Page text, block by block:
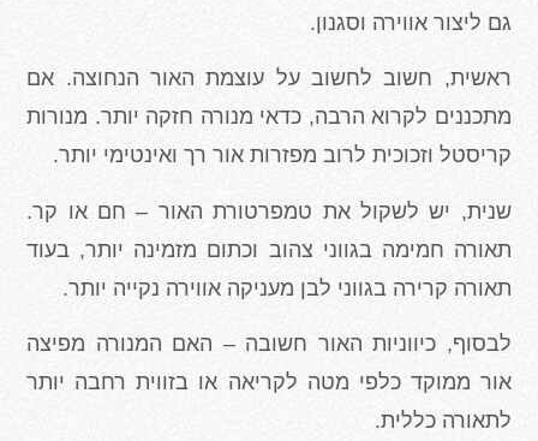
גם ליצור אווירה וסגנון.
ראשית, חשוב לחשוב על עוצמת האור הנחוצה. אם
מתכננים לקרוא הרבה, כדאי מנורה חזקה יותר. מנורות
קריסטל וזכוכית לרוב מפזרות אור רך ואינטימי יותר.
שנית, יש לשקול את טמפרטורת האור – חם או קר.
תאורה חמימה בגווני צהוב וכתום מזמינה יותר, בעוד
תאורה קרירה בגווני לבן מעניקה אווירה נקייה יותר.
לבסוף, כיווניות האור חשובה – האם המנורה מפיצה
אור ממוקד כלפי מטה לקריאה או בזווית רחבה יותר
לתאורה כללית.